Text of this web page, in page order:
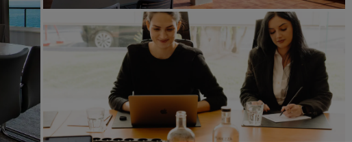
Vergaderingen en
evenementen
Ontdek Radisson Meetings
Boek een vergaderruimte
Een offerte aanvragen
Evenementbestemmingen
Branche-oplossingen